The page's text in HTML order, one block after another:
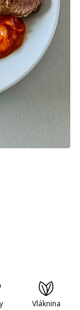
Vláknina